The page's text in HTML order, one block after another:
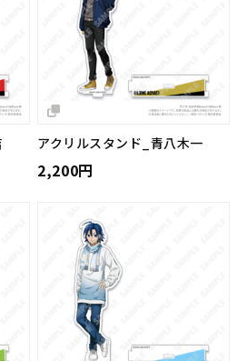
アクリルスタンド_青八木一
2,200円